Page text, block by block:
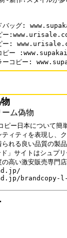
バッグ:
ピー
ピー:
コピー
ム偽物
ー日本について簡
ティティを表現し、
られる良い品質の製
ド」サイトはシュプ
高い激安販売専門
brandcopy-